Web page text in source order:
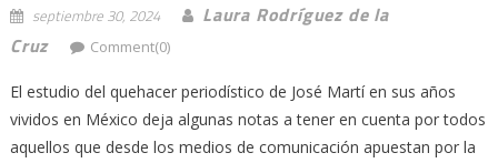
septiembre 30, 2024
Laura Rodríguez de la
Cruz
Comment(0)
El estudio del quehacer periodístico de José Martí en sus años
vividos en México deja algunas notas a tener en cuenta por todos
aquellos que desde los medios de comunicación apuestan por la